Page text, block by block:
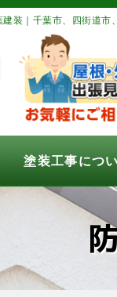
装｜千葉市、四街道市
塗装工事につ